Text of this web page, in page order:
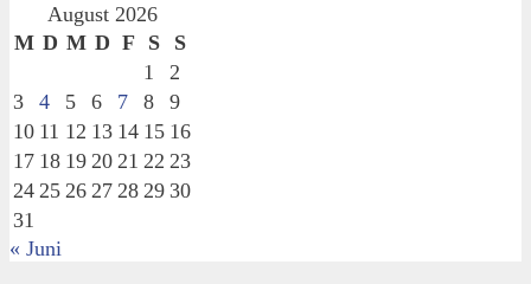
August 2026
M D M D F S
S
1
2
3
4 5 6 7 8
9
10 11 12 13 14 15 16
17 18 19 20 21 22 23
24 25 26 27 28 29 30
31
« Juni